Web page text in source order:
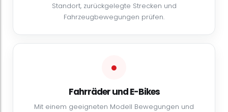
Standort, zurückgelegte Strecken und
Fahrzeugbewegungen prüfen.
●
Fahrräder und E-Bikes
Mit einem geeigneten Modell Bewegungen und